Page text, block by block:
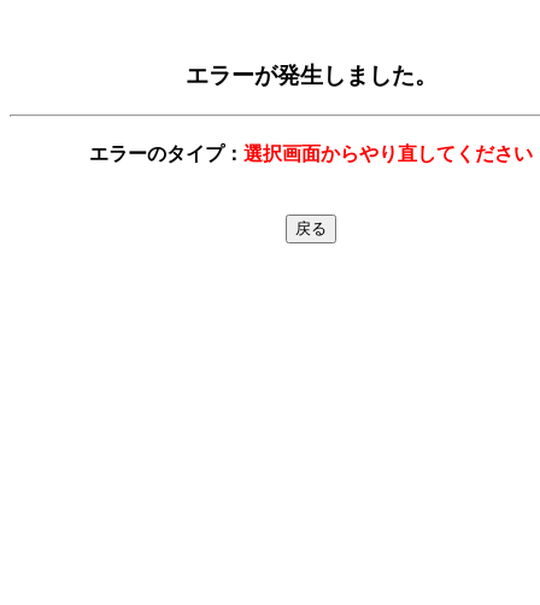
エラーが発生しました。
エラーのタイプ： 選択画面からやり直してください